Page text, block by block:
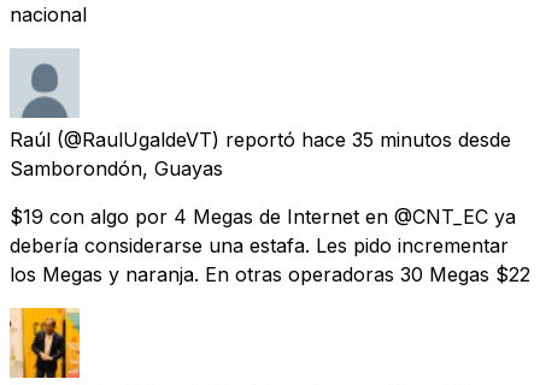
nacional
Raúl (@RaulUgaldeVT) reportó hace 35 minutos desde
Samborondón, Guayas
$19 con algo por 4 Megas de Internet en @CNT_EC ya
debería considerarse una estafa. Les pido incrementar
los Megas y naranja. En otras operadoras 30 Megas $22